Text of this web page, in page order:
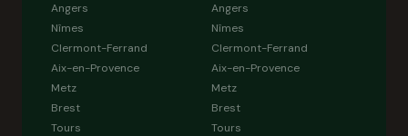
Angers
Nîmes
Clermont-Ferrand
Aix-en-Provence
Metz
Brest
Tours
Angers
Nîmes
Clermont-Ferrand
Aix-en-Provence
Metz
Brest
Tours